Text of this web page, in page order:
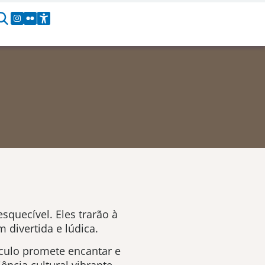
Eles trarão à
divertida e lúdica.
promete encantar e